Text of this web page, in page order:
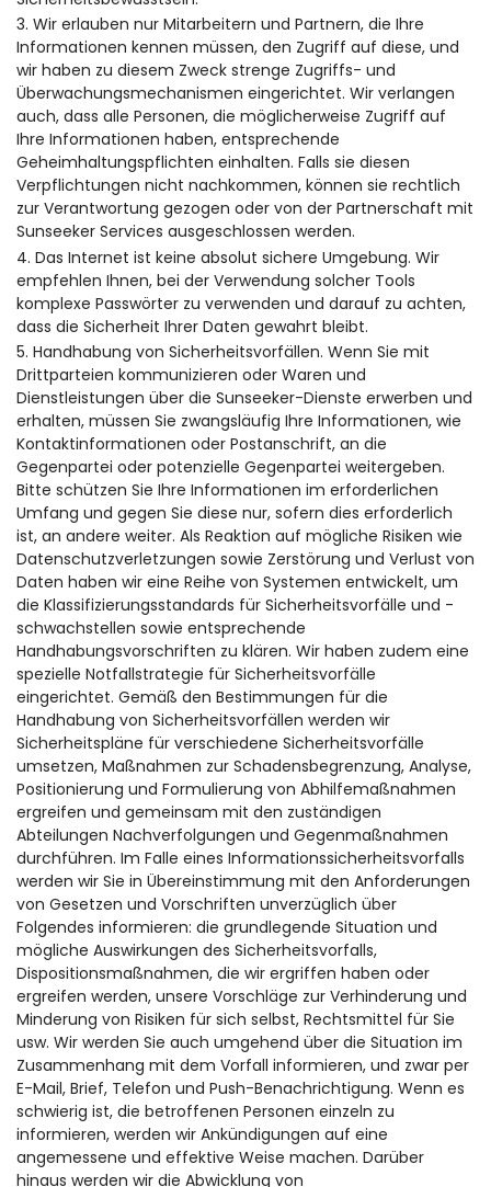
3. Wir erlauben nur Mitarbeitern und Partnern, die Ihre
Informationen kennen müssen, den Zugriff auf diese, und
wir haben zu diesem Zweck strenge Zugriffs- und
Überwachungsmechanismen eingerichtet. Wir verlangen
auch, dass alle Personen, die möglicherweise Zugriff auf
Ihre Informationen haben, entsprechende
Geheimhaltungspflichten einhalten. Falls sie diesen
Verpflichtungen nicht nachkommen, können sie rechtlich
zur Verantwortung gezogen oder von der Partnerschaft mit
Sunseeker Services ausgeschlossen werden.
4. Das Internet ist keine absolut sichere Umgebung. Wir
empfehlen Ihnen, bei der Verwendung solcher Tools
komplexe Passwörter zu verwenden und darauf zu achten,
dass die Sicherheit Ihrer Daten gewahrt bleibt.
5. Handhabung von Sicherheitsvorfällen. Wenn Sie mit
Drittparteien kommunizieren oder Waren und
Dienstleistungen über die Sunseeker-Dienste erwerben und
erhalten, müssen Sie zwangsläufig Ihre Informationen, wie
Kontaktinformationen oder Postanschrift, an die
Gegenpartei oder potenzielle Gegenpartei weitergeben.
Bitte schützen Sie Ihre Informationen im erforderlichen
Umfang und gegen Sie diese nur, sofern dies erforderlich
ist, an andere weiter. Als Reaktion auf mögliche Risiken wie
Datenschutzverletzungen sowie Zerstörung und Verlust von
Daten haben wir eine Reihe von Systemen entwickelt, um
die Klassifizierungsstandards für Sicherheitsvorfälle und -
schwachstellen sowie entsprechende
Handhabungsvorschriften zu klären. Wir haben zudem eine
spezielle Notfallstrategie für Sicherheitsvorfälle
eingerichtet. Gemäß den Bestimmungen für die
Handhabung von Sicherheitsvorfällen werden wir
Sicherheitspläne für verschiedene Sicherheitsvorfälle
umsetzen, Maßnahmen zur Schadensbegrenzung, Analyse,
Positionierung und Formulierung von Abhilfemaßnahmen
ergreifen und gemeinsam mit den zuständigen
Abteilungen Nachverfolgungen und Gegenmaßnahmen
durchführen. Im Falle eines Informationssicherheitsvorfalls
werden wir Sie in Übereinstimmung mit den Anforderungen
von Gesetzen und Vorschriften unverzüglich über
Folgendes informieren: die grundlegende Situation und
mögliche Auswirkungen des Sicherheitsvorfalls,
Dispositionsmaßnahmen, die wir ergriffen haben oder
ergreifen werden, unsere Vorschläge zur Verhinderung und
Minderung von Risiken für sich selbst, Rechtsmittel für Sie
usw. Wir werden Sie auch umgehend über die Situation im
Zusammenhang mit dem Vorfall informieren, und zwar per
E-Mail, Brief, Telefon und Push-Benachrichtigung. Wenn es
schwierig ist, die betroffenen Personen einzeln zu
informieren, werden wir Ankündigungen auf eine
angemessene und effektive Weise machen. Darüber
hinaus werden wir die Abwicklung von